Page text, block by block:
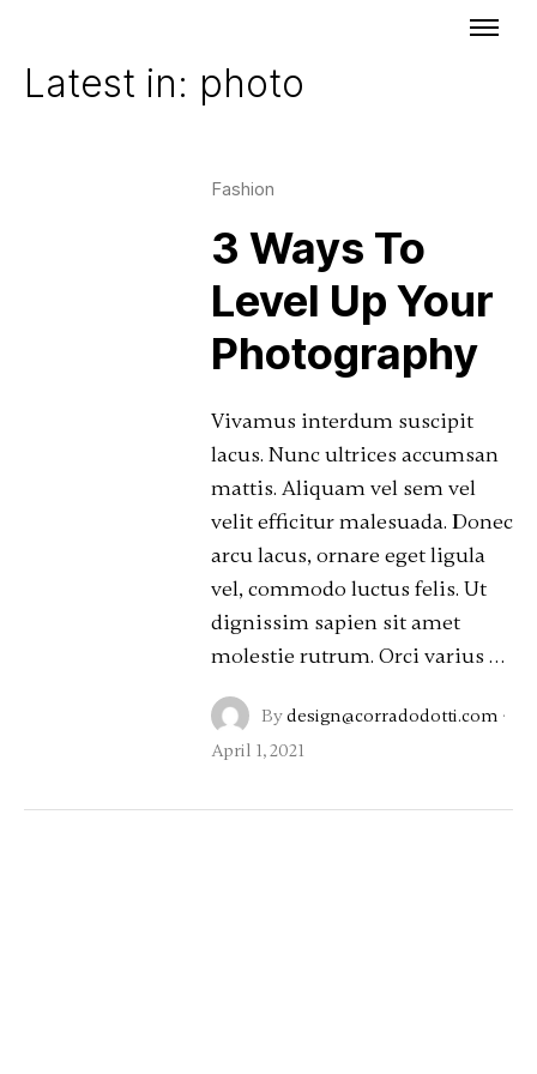
Latest in: photo
Fashion
3 Ways To
Level Up Your
Photography
Vivamus interdum suscipit
lacus. Nunc ultrices accumsan
mattis. Aliquam vel sem vel
velit efficitur malesuada. Donec
arcu lacus, ornare eget ligula
vel, commodo luctus felis. Ut
dignissim sapien sit amet
molestie rutrum. Orci varius …
Bydesign@corradodotti.com ·
April 1, 2021